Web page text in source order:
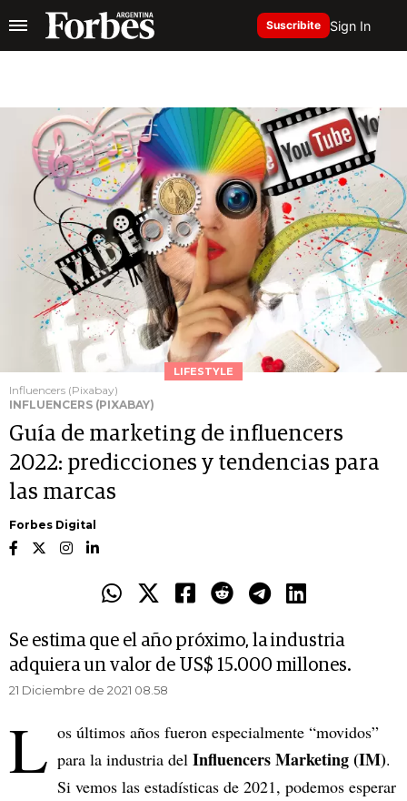
Suscribite Sign In
LIFESTYLE
Influencers (Pixabay)
INFLUENCERS (PIXABAY)
Guía de marketing de influencers
2022: predicciones y tendencias para
las marcas
Forbes Digital
Se estima que el año próximo, la industria
adquiera un valor de US$ 15.000 millones.
21 Diciembre de 2021 08.58
L os últimos años fueron especialmente “movidos”
para la industria del Influencers Marketing (IM).
Si vemos las estadísticas de 2021, podemos esperar